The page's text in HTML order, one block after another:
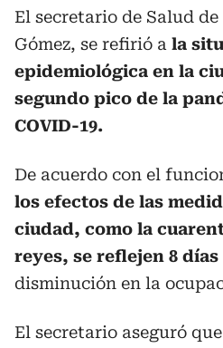
El secretario de Salud
Gómez, se refirió a la
epidemiológica en la
segundo pico de la
COVID-19.
De acuerdo con el
los efectos de las
ciudad, como la
reyes, se reflejen 8 días
disminución en la
El secretario aseguró